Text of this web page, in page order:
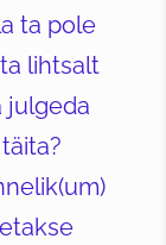
ta pole
lihtsalt
julgeda